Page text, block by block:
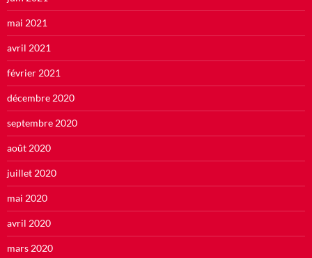
mai 2021
avril 2021
février 2021
décembre 2020
septembre 2020
août 2020
juillet 2020
mai 2020
avril 2020
mars 2020